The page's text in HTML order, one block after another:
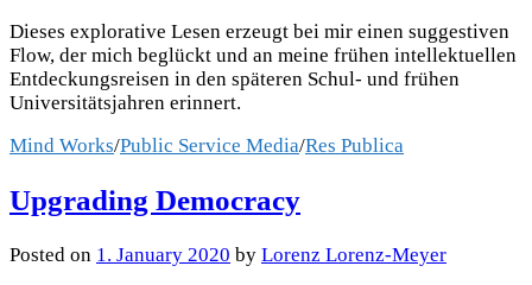
Dieses explorative Lesen erzeugt bei mir einen suggestiven
Flow, der mich beglückt und an meine frühen intellektuellen
Entdeckungsreisen in den späteren Schul- und frühen
Universitätsjahren erinnert.
Mind Works/Public Service Media/Res Publica
Upgrading Democracy
Posted on 1. January 2020 by Lorenz Lorenz-Meyer